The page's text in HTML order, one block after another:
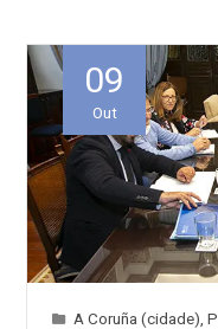
09
Out
A Coruña (cidade) ,